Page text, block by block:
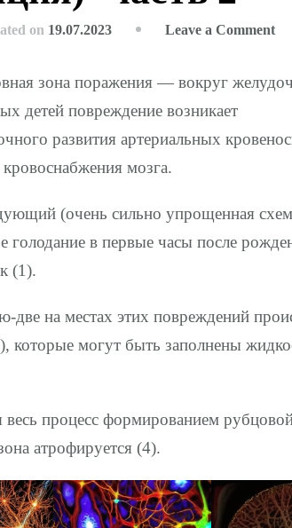
on 19.07.2023 Leave a Commenton
2
зона поражения — вокруг
детей повреждение возникает
развития артериальных
кровоснабжения мозга.
(очень сильно упрощенная
голодание в первые часы после
(1).
две на местах этих повреждений
которые могут быть заполнены
весь процесс формированием
атрофируется (4).